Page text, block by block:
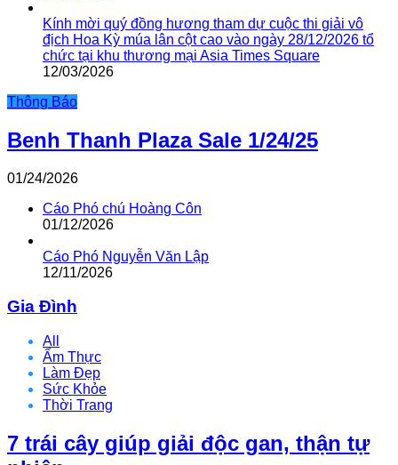
Kính mời quý đồng hương tham dự cuộc thi giải vô
địch Hoa Kỳ múa lân cột cao vào ngày 28/12/2026 tổ
chức tại khu thương mại Asia Times Square
12/03/2026
Thông Báo
Benh Thanh Plaza Sale 1/24/25
01/24/2026
Cáo Phó chú Hoàng Côn
01/12/2026
Cáo Phó Nguyễn Văn Lập
12/11/2026
Gia Đình
All
Ẩm Thực
Làm Đẹp
Sức Khỏe
Thời Trang
7 trái cây giúp giải độc gan, thận tự